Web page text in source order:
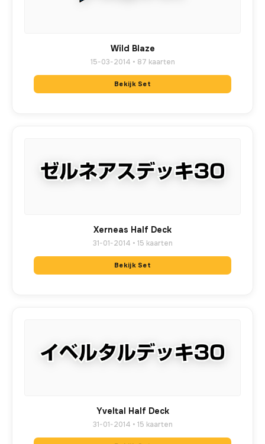
Wild Blaze
15-03-2014 • 87 kaarten
Bekijk Set
Xerneas Half Deck
31-01-2014 • 15 kaarten
Bekijk Set
Yveltal Half Deck
31-01-2014 • 15 kaarten